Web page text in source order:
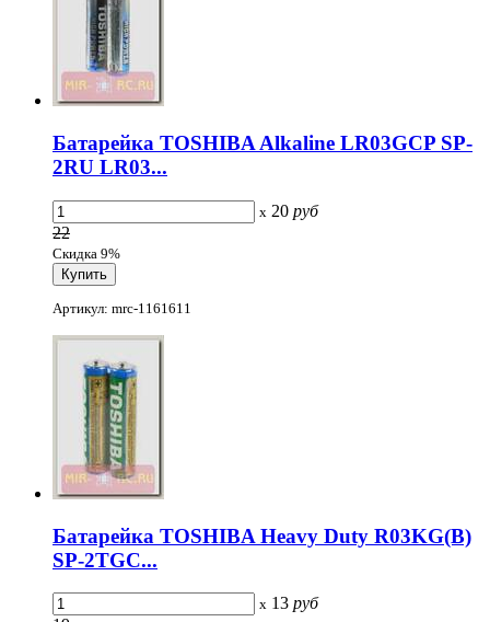
Батарейка TOSHIBA Alkaline LR03GCP SP-
2RU LR03...
x 20 руб
22
Скидка 9%
Артикул: mrc-1161611
Батарейка TOSHIBA Heavy Duty R03KG(B)
SP-2TGC...
x 13 руб